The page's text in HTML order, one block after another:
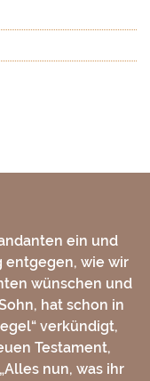
ein und
entgegen, wie wir
wünschen und
hat schon in
verkündigt,
Testament,
nun, was ihr